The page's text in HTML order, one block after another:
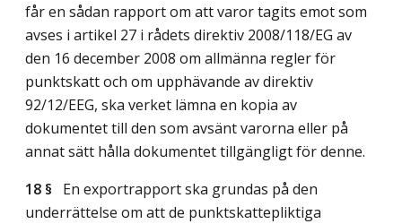
får en sådan rapport om att varor tagits emot som
avses i artikel 27 i rådets direktiv 2008/118/EG av
den 16 december 2008 om allmänna regler för
punktskatt och om upphävande av direktiv
92/12/EEG, ska verket lämna en kopia av
dokumentet till den som avsänt varorna eller på
annat sätt hålla dokumentet tillgängligt för denne.
18 § En exportrapport ska grundas på den
underrättelse om att de punktskattepliktiga